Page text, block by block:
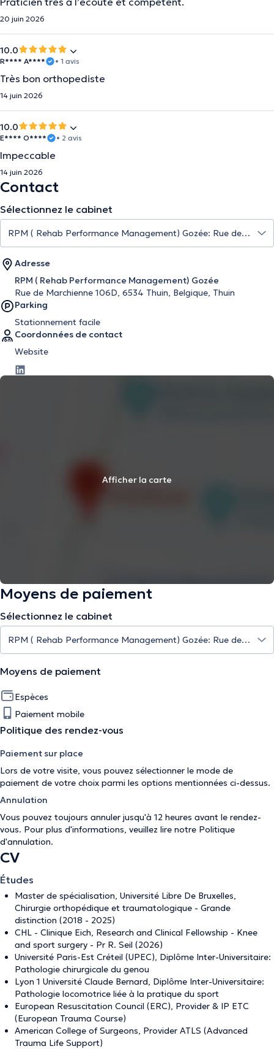
20 juin 2026
10.0
R**** A**** • 1 avis
Très bon orthopediste
14 juin 2026
10.0
E**** O**** • 2 avis
Impeccable
14 juin 2026
Contact
Sélectionnez le cabinet
Adresse
RPM ( Rehab Performance Management) Gozée
Rue de Marchienne 106D, 6534 Thuin, Belgique, Thuin
Parking
Stationnement facile
Coordonnées de contact
Website
Afficher la carte
Moyens de paiement
Sélectionnez le cabinet
Moyens de paiement
Espèces
Paiement mobile
Politique des rendez-vous
Paiement sur place
Lors de votre visite, vous pouvez sélectionner le mode de
paiement de votre choix parmi les options mentionnées ci-dessus.
Annulation
Vous pouvez toujours annuler jusqu'à 12 heures avant le rendez-
vous. Pour plus d'informations, veuillez lire notre Politique
d'annulation.
CV
Études
Master de spécialisation, Université Libre De Bruxelles,
Chirurgie orthopédique et traumatologique - Grande
distinction (2018 - 2025)
CHL - Clinique Eich, Research and Clinical Fellowship - Knee
and sport surgery - Pr R. Seil (2026)
Université Paris-Est Créteil (UPEC), Diplôme Inter-Universitaire:
Pathologie chirurgicale du genou
Lyon 1 Université Claude Bernard, Diplôme Inter-Universitaire:
Pathologie locomotrice liée à la pratique du sport
European Resuscitation Council (ERC), Provider & IP ETC
(European Trauma Course)
American College of Surgeons, Provider ATLS (Advanced
Trauma Life Support)